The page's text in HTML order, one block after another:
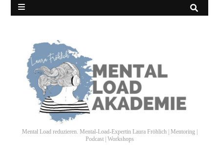
Mental Load reduzieren. Mental-Load-Expertin Laura Fröhlich | Mentoring |
Podcast | Workshops